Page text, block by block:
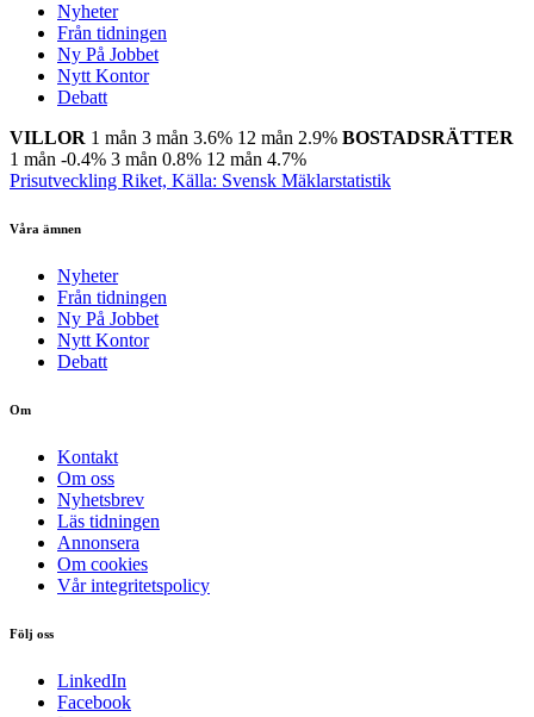
Nyheter
Från tidningen
Ny På Jobbet
Nytt Kontor
Debatt
VILLOR 1 mån 3 mån 3.6% 12 mån 2.9% BOSTADSRÄTTER
1 mån -0.4% 3 mån 0.8% 12 mån 4.7%
Prisutveckling Riket, Källa: Svensk Mäklarstatistik
Våra ämnen
Nyheter
Från tidningen
Ny På Jobbet
Nytt Kontor
Debatt
Om
Kontakt
Om oss
Nyhetsbrev
Läs tidningen
Annonsera
Om cookies
Vår integritetspolicy
Följ oss
LinkedIn
Facebook